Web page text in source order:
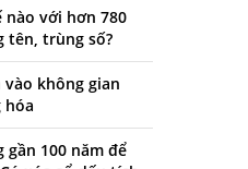
nào với hơn 780
tên, trùng số?
không gian
hóa
gần 100 năm để